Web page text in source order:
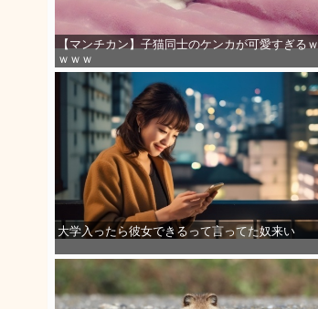
【マンチカン】子猫同士のケンカが可愛すぎるｗ
ｗｗｗ
大学入ったら彼女できるって言ってた奴来い